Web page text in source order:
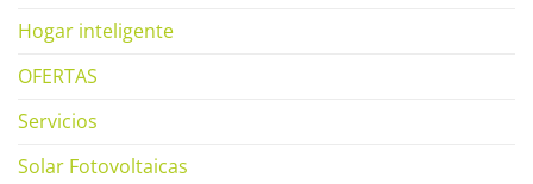
Hogar inteligente
OFERTAS
Servicios
Solar Fotovoltaicas